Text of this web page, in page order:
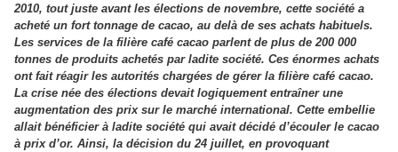
2010, tout juste avant les élections de novembre, cette société a
acheté un fort tonnage de cacao, au delà de ses achats habituels.
Les services de la filière café cacao parlent de plus de 200 000
tonnes de produits achetés par ladite société. Ces énormes achats
ont fait réagir les autorités chargées de gérer la filière café cacao.
La crise née des élections devait logiquement entraîner une
augmentation des prix sur le marché international. Cette embellie
allait bénéficier à ladite société qui avait décidé d’écouler le cacao
à prix d’or. Ainsi, la décision du 24 juillet, en provoquant